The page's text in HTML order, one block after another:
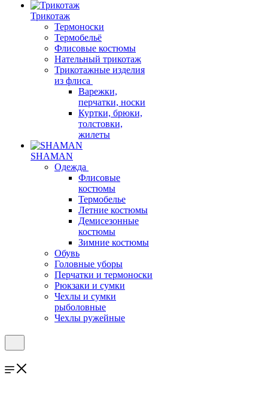
Трикотаж
Термоноски
Термобельё
Флисовые костюмы
Нательный трикотаж
Трикотажные изделия
из флиса
Варежки,
перчатки, носки
Куртки, брюки,
толстовки,
жилеты
SHAMAN
Одежда
Флисовые
костюмы
Термобелье
Летние костюмы
Демисезонные
костюмы
Зимние костюмы
Обувь
Головные уборы
Перчатки и термоноски
Рюкзаки и сумки
Чехлы и сумки
рыболовные
Чехлы ружейные